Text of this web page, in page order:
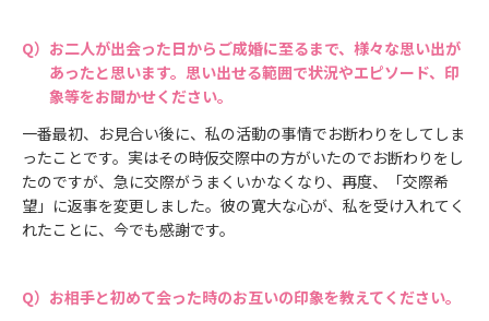
お二人が出会った日からご成婚に至るまで、様々な思い出が
あったと思います。思い出せる範囲で状況やエピソード、印
象等をお聞かせください。
一番最初、お見合い後に、私の活動の事情でお断わりをしてしま
ったことです。実はその時仮交際中の方がいたのでお断わりをし
たのですが、急に交際がうまくいかなくなり、再度、「交際希
望」に返事を変更しました。彼の寛大な心が、私を受け入れてく
れたことに、今でも感謝です。
お相手と初めて会った時のお互いの印象を教えてください。